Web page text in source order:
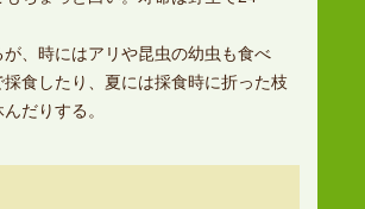
、時にはアリや昆虫の幼虫も食べ
食したり、夏には採食時に折った枝
だりする。